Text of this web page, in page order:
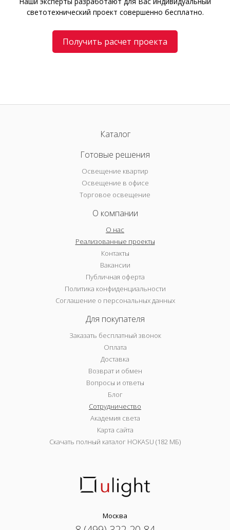
светотехнический проект совершенно бесплатно.
Получить расчет проекта
Каталог
Готовые решения
Освещение квартир
Освещение в офисе
Торговое освещение
О компании
О нас
Реализованные проекты
Контакты
Вакансии
Публичная оферта
Политика конфиденциальности
Соглашение о персональных данных
Для покупателя
Заказать бесплатный звонок
Оплата
Доставка
Возврат и обмен
Вопросы и ответы
Блог
Сотрудничество
Академия света
Карта сайта
Скачать полный каталог HOKASU (182 МБ)
Москва